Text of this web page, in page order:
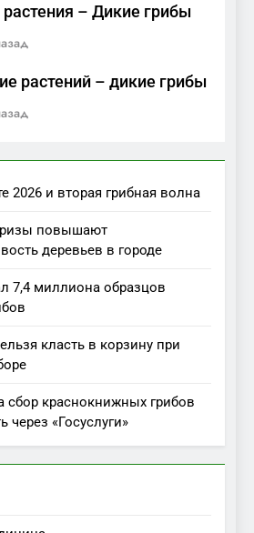
– Дикие грибы
растений – дикие грибы
2026 и вторая грибная волна
повышают
деревьев в городе
7,4 миллиона образцов
класть в корзину при
сбор краснокнижных грибов
через «Госуслуги»